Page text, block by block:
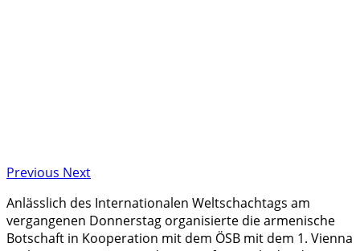
Previous Next
Anlässlich des Internationalen Weltschachtags am
vergangenen Donnerstag organisierte die armenische
Botschaft in Kooperation mit dem ÖSB mit dem 1. Vienna